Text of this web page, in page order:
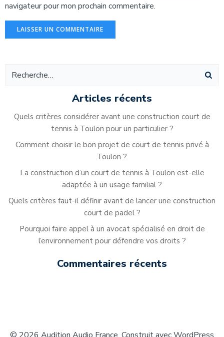
navigateur pour mon prochain commentaire.
Articles récents
Quels critères considérer avant une construction court de
tennis à Toulon pour un particulier ?
Comment choisir le bon projet de court de tennis privé à
Toulon ?
La construction d’un court de tennis à Toulon est-elle
adaptée à un usage familial ?
Quels critères faut-il définir avant de lancer une construction
court de padel ?
Pourquoi faire appel à un avocat spécialisé en droit de
l’environnement pour défendre vos droits ?
Commentaires récents